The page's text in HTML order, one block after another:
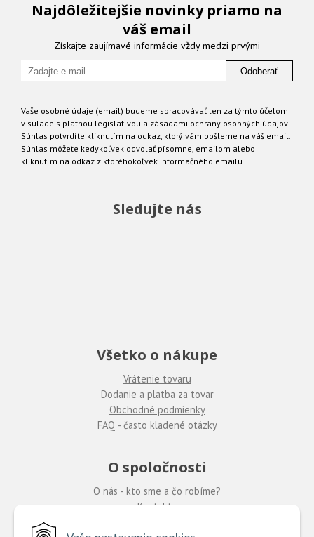
Najdôležitejšie novinky priamo na
váš email
Získajte zaujímavé informácie vždy medzi prvými
Odoberať
Vaše osobné údaje (email) budeme spracovávať len za týmto účelom
v súlade s platnou legislatívou a zásadami ochrany osobných údajov.
Súhlas potvrdíte kliknutím na odkaz, ktorý vám pošleme na váš email.
Súhlas môžete kedykoľvek odvolať písomne, emailom alebo
kliknutím na odkaz z ktoréhokoľvek informačného emailu.
Sledujte nás
Všetko o nákupe
Vrátenie tovaru
Dodanie a platba za tovar
Obchodné podmienky
FAQ - často kladené otázky
O spoločnosti
O nás - kto sme a čo robíme?
Kontakty